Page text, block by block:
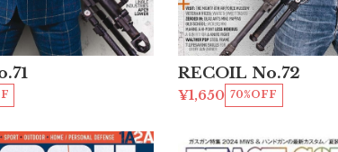
RECOIL No.72
¥1,650 70%OFF